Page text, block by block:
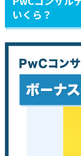
いくら？